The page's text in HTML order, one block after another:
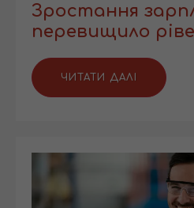
Зростання
перевищило
ЧИТАТИ ДАЛІ